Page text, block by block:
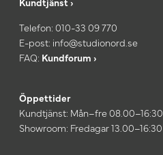
Telefon: 010-33 09 770
E-post: info@studionord.se
FAQ: Kundforum ›
Öppettider
Kundtjänst: Mån–fre 08.00–16:30
Showroom: Fredagar 13.00–16:30